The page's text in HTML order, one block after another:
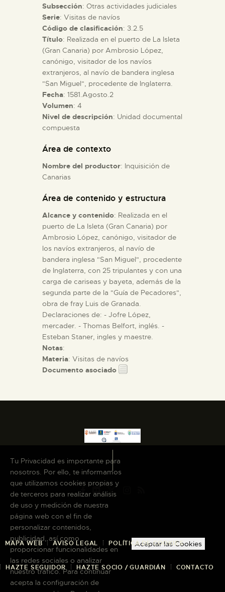
ACTIVIDADES
█
EL MUSEO
COLECCIONES
ESPAÑOL
Subsección: Otras actividades judiciales
Serie: Visitas de navíos
Código de clasificación: 3.2.5
Título: Realizada en el puerto de La Isleta
(Gran Canaria) por Ambrosio López,
canónigo, visitador de los navíos
extranjeros, al navío de bandera inglesa
"San Miguel", procedente de Inglaterra.
Fecha: 1581.Agosto.2
Volumen: 4
Nivel de descripción: Unidad documental
compuesta
Área de contexto
Nombre del productor: Inquisición de
Canarias
Área de contenido y estructura
Alcance y contenido: Realizada en el
puerto de La Isleta (Gran Canaria) por
Ambrosio López, canónigo, visitador de
los navíos extranjeros, al navío de
bandera inglesa "San Miguel", procedente
de Inglaterra, con 25 tripulantes y con una
carga de cariseas y bayeta, además de la
segunda parte de la "Guía de Pecadores",
obra de fray Luis de Granada.
Declaraciones de: - Jofre López,
mercader. - Thomas Belfort, inglés. -
Esteban Staner, ingles y maestre.
Notas:
Materia: Visitas de navíos
Documento asociado
MAPA WEB AVISO LEGAL POLÍTICA DE COOKIES
HAZTE SEGUIDOR HAZTE SOCIO / GUARDIÁN CONTACTO
Tu Privacidad es importante para
nosotros. Por ello, te informamos
que utilizamos cookies propias y
de terceros para realizar análisis
de uso y medición de nuestra
página web con el fin de
personalizar contenidos,
publicidad, así como
proporcionar funcionalidades en
las redes sociales o analizar
nuestro tráfico. Para continuar
acepta la configuración de
Aceptar las Cookies